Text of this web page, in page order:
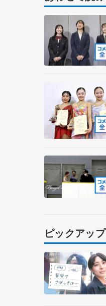
ピックアップ